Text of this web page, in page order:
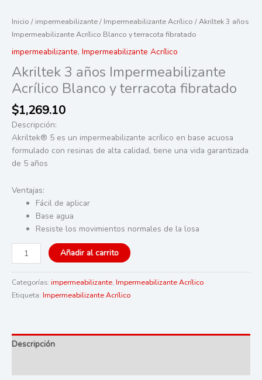
Inicio / impermeabilizante/ Impermeabilizante Acrílico / Akriltek 3 años
Impermeabilizante Acrílico Blanco y terracota fibratado
impermeabilizante, Impermeabilizante Acrílico
Akriltek 3 años Impermeabilizante
Acrílico Blanco y terracota fibratado
$1,269.10
Descripción:
Akriltek® 5 es un impermeabilizante acrílico en base acuosa
formulado con resinas de alta calidad, tiene una vida garantizada
de 5 años
Ventajas:
Fácil de aplicar
Base agua
Resiste los movimientos normales de la losa
Akriltek
3
años
Impermeabilizante
Acrílico
terracota
fibratado
Añadir al carrito
Categorías: impermeabilizante, Impermeabilizante Acrílico
Etiqueta: Impermeabilizante Acrílico
Descripción